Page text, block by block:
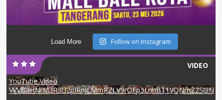
Load More Follow on Instagram
VIDEO
YouTube Video
VVVBaHNrM3R3U2pIRnJLMmRZLV9rOFp3LnhBT1VQNmZ2S0lN